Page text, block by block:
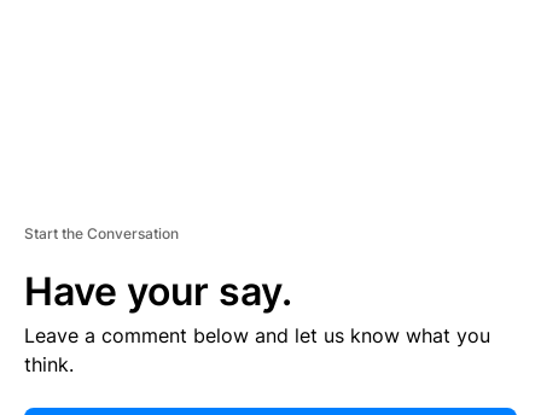
Start the Conversation
Have your say.
Leave a comment below and let us know what you
think.